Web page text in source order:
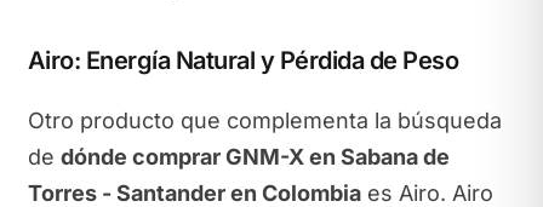
Airo: Energía Natural y Pérdida de Peso
Otro producto que complementa la búsqueda
de dónde comprar GNM-X en Sabana de
Torres - Santander en Colombiaes Airo. Airo